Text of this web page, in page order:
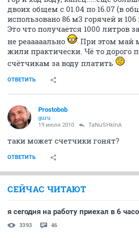
двоих общем с 01.04 по 16.07 (в
использовано 86 м3 горячей и
Это что получается 1000 литров
не реааааально
При этом май
жили практически. Чё то дорого
счётчикам за воду платить
ОТВЕТИТЬ
Prostobob
guru
19 июля 2010 TaNuSHkInA
таки может счетчики гонят?
ОТВЕТИТЬ
СЕЙЧАС ЧИТАЮТ
я сегодня на работу приехал в 6
3393 46